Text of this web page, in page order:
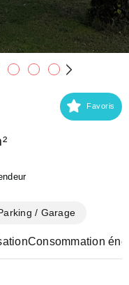
Favoris
/ Garage
Consommation